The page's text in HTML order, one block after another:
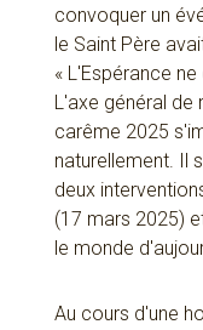
convoquer un
le Saint Père
« L'Espérance
L'axe général
carême 2025
naturellement. Il
deux
(17 mars 2025)
le monde
Au cours d'une